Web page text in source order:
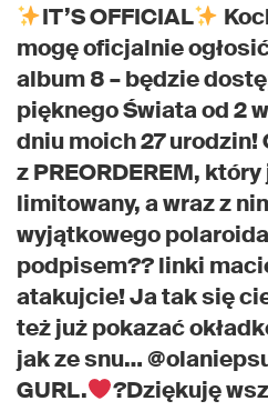
IT’S OFFICIAL
mogę oficjalnie
album 8 – będzie
pięknego Świata od 2
dniu moich 27
z PREORDEREM,
limitowany, a wraz z
wyjątkowego
podpisem?? linki
atakujcie! Ja tak się
też już pokazać
jak ze snu…
GURL.
‍?Dziękuję